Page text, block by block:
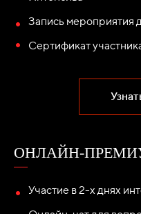
Запись мероприятия
Сертификат
ОНЛАЙН-
Участие в 2-х днях